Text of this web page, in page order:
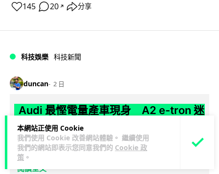
本網站正使用 Cookie
我們使用 Cookie 改善網站體驗。 繼續使用
我們的網站即表示您同意我們的 Cookie 政
策 。
145 20 ↗ 分享
科技娛樂 科技新聞
duncan 2 日
Audi 最慳電量產車現身 A2 e-tron 迷
彩造型曝光 快充 26 分鐘充滿 8 成電
Audi 呢部新車，能耗竟然係25年前嘅一半。 A2 e-tron 風阻低
至0.24，每百公里只需12.8 kWh，一度電行到7.8公里。6...
閱讀全文